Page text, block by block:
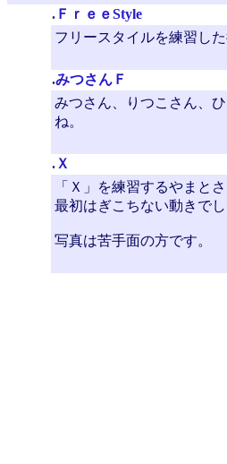
. ＦｒｅｅStyle
フリースタイルを練習し
.みつさんＦ
みつさん、りつこさん、
ね。
. Ｘ
「Ｘ」を練習するやまと
最初はぎこちない動きで
写真は苦手面の方です。